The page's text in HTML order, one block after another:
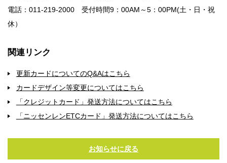
電話：011-219-2000 受付時間9：00AM～5：00PM(土・日・祝
休）
関連リンク
更新カードについてのQ&Aはこちら
カードデザイン等変更についてはこちら
「クレジットカード」発送方法についてはこちら
「ニッセンレンETCカード」発送方法についてはこちら
お知らせに戻る